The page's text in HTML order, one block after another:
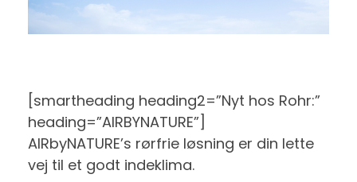
[smartheading heading2=”Nyt hos Rohr:”
heading=”AIRBYNATURE”]
AIRbyNATURE’s rørfrie løsning er din lette
vej til et godt indeklima.